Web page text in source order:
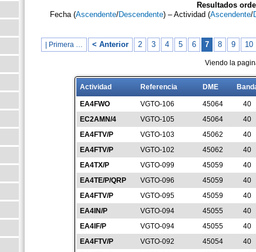
Resultados
Fecha (Ascendente/Descendente) – Actividad (Ascendente/
| Primera … < Anterior 2 3 4 5 6 7 8 9 10
Viendo la
Actividad Referencia DME
EA4FWO VGTO-106 45064 40
EC2AMN/4
VGTO-105 45064 40
EA4FTV/P
VGTO-103 45062 40
EA4FTV/P
VGTO-102 45062 40
EA4TX/P
VGTO-099 45059 40
EA4TE/P/QRP
VGTO-096 45059 40
EA4FTV/P
VGTO-095 45059 40
EA4IN/P
VGTO-094 45055 40
EA4IF/P
VGTO-094 45055 40
EA4FTV/P
VGTO-092 45054 40